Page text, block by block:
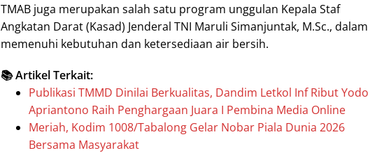
TMAB juga merupakan salah satu program unggulan Kepala Staf
Angkatan Darat (Kasad) Jenderal TNI Maruli Simanjuntak, M.Sc., dalam
memenuhi kebutuhan dan ketersediaan air bersih.
📚 Artikel Terkait:
Publikasi TMMD Dinilai Berkualitas, Dandim Letkol Inf Ribut Yodo
Apriantono Raih Penghargaan Juara I Pembina Media Online
Meriah, Kodim 1008/Tabalong Gelar Nobar Piala Dunia 2026
Bersama Masyarakat